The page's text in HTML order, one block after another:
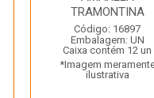
TRAMONTINA
Código: 16897
Embalagem: UN
Caixa contém 12 un
*Imagem
ilustrativa